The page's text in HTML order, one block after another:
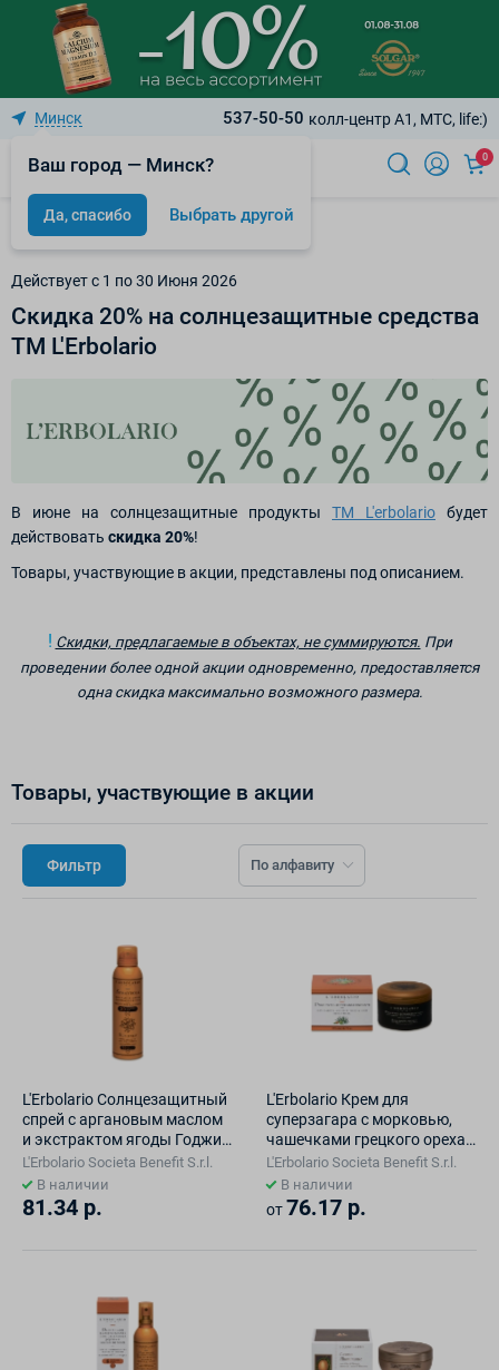
Минск
Ваш город — Минск?
Да, спасибо Выбрать другой
537-50-50 колл-центр A1, МТС, life:)
0
Акции
Действует c 1 по 30 Июня 2026
Скидка 20% на солнцезащитные средства
ТМ L'Erbolario
В июне на солнцезащитные продукты ТМ L'erbolario будет
действовать скидка 20%!
Товары, участвующие в акции, представлены под описанием.
! Скидки, предлагаемые в объектах, не суммируются. При
проведении более одной акции одновременно, предоставляется
одна скидка максимально возможного размера.
Товары, участвующие в акции
Фильтр По алфавиту
L'Erbolario Cолнцезащитный
спрей с аргановым маслом
и экстрактом ягоды Годжи
SPF 30 150 мл
L'Erbolario Societа Benefit S.r.l.
В наличии
81.34 р.
L'Erbolario Крем для
суперзагара с морковью,
чашечками грецкого ореха
и алоэ 200 мл
L'Erbolario Societа Benefit S.r.l.
В наличии
от76.17 р.